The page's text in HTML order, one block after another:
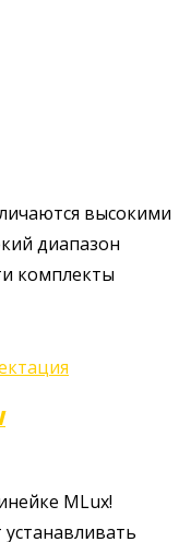
высокими
диапазон
комплекты
MLux!